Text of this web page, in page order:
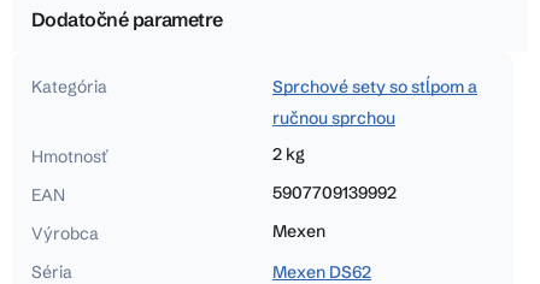
Dodatočné parametre
Kategória
Sprchové sety so stĺpom a
ručnou sprchou
Hmotnosť
2 kg
EAN
5907709139992
Výrobca
Mexen
Séria
Mexen DS62